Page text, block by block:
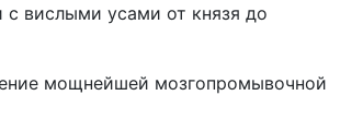
с вислыми усами от князя до
мощнейшей мозгопромывочной